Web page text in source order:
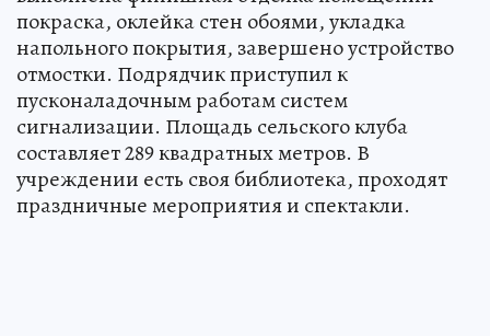
покраска, оклейка стен обоями, укладка
напольного покрытия, завершено устройство
отмостки. Подрядчик приступил к
пусконаладочным работам систем
сигнализации. Площадь сельского клуба
составляет 289 квадратных метров. В
учреждении есть своя библиотека, проходят
праздничные мероприятия и спектакли.